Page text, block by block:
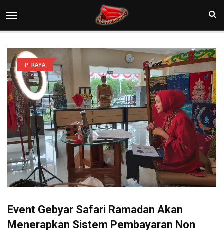
P. RAYA
Event Gebyar Safari Ramadan Akan
Menerapkan Sistem Pembayaran Non